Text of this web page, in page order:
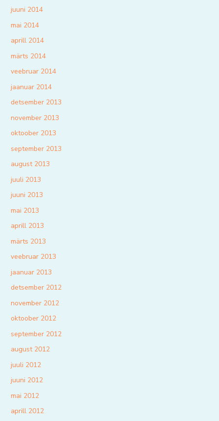
juuni 2014
mai 2014
aprill 2014
märts 2014
veebruar 2014
jaanuar 2014
detsember 2013
november 2013
oktoober 2013
september 2013
august 2013
juuli 2013
juuni 2013
mai 2013
aprill 2013
märts 2013
veebruar 2013
jaanuar 2013
detsember 2012
november 2012
oktoober 2012
september 2012
august 2012
juuli 2012
juuni 2012
mai 2012
aprill 2012